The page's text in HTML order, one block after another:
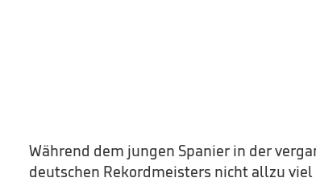
Während dem jungen Spanier in der
deutschen Rekordmeisters nicht allzu